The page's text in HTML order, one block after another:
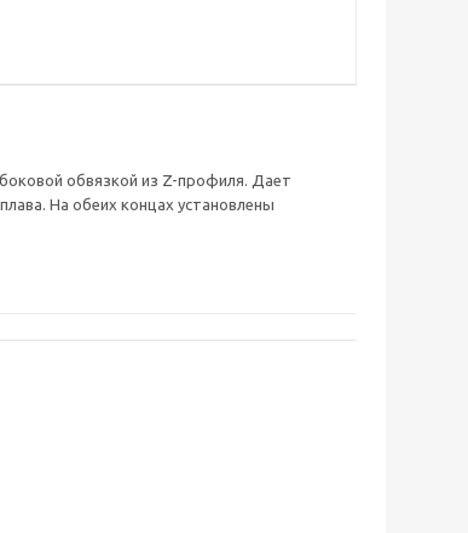
обвязкой из Z-профиля. Дает
На обеих концах установлены